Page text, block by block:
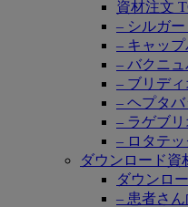
資材注文
– シルガ
– キャッ
– バクニュ
– ブリデ
– ヘプタ
– ラゲブ
– ロタテ
ダウンロード資
ダウンロ
– 患者さ